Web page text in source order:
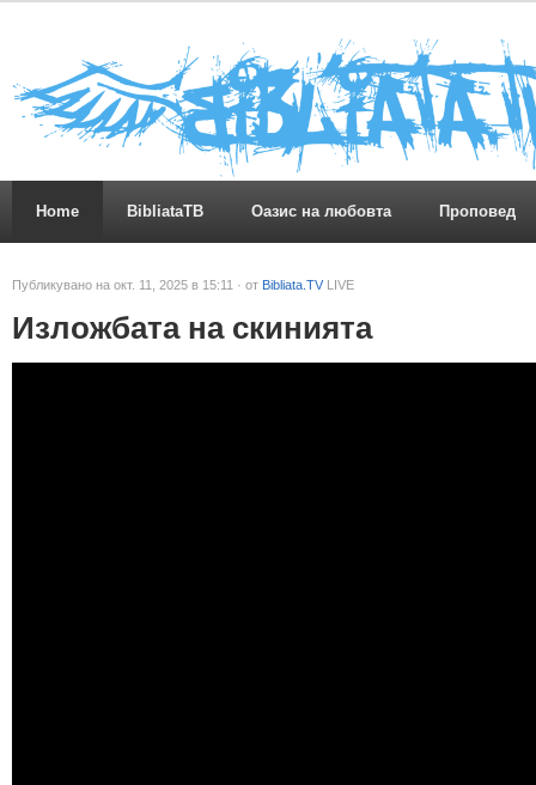
Home BibliataTB Оазис на любовта Проповед
Публикувано на окт. 11, 2025 в 15:11 · от Bibliata.TV LIVE
Изложбата на скинията